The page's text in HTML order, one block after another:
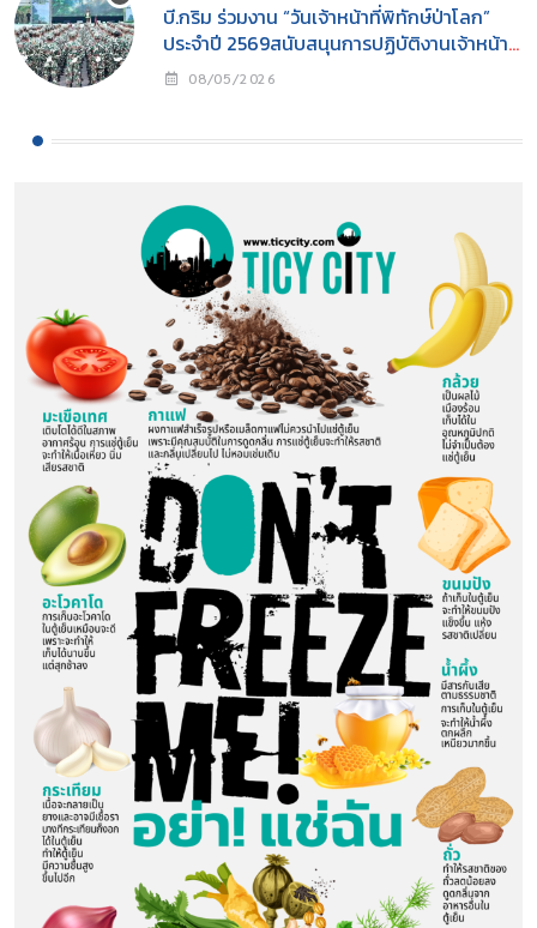
บี.กริม ร่วมงาน “วันเจ้าหน้าที่พิทักษ์ป่าโลก”
ประจำปี 2569สนับสนุนการปฏิบัติงานเจ้าหน้าที่
พิทักษ์ป่าพร้อมส่งเสริมการอนุรักษ์ธรรมชาติสู่
08/05/2026